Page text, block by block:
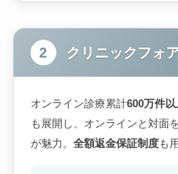
2 クリニックフォ
オンライン診療累計600万件以
も展開し、オンラインと対面
が魅力。 全額返金保証制度も